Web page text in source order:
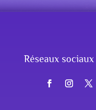
Réseaux sociaux